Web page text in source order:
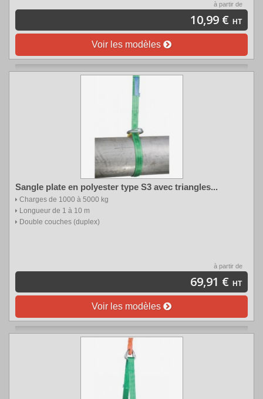
à partir de
10,99 € HT
Voir les modèles
Sangle plate en polyester type S3 avec triangles...
Charges de 1000 à 5000 kg
Longueur de 1 à 10 m
Double couches (duplex)
à partir de
69,91 € HT
Voir les modèles